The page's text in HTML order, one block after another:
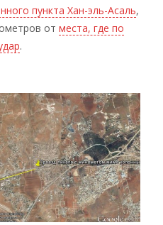
пункта Хан-эль-Асаль,
от места, где по
.